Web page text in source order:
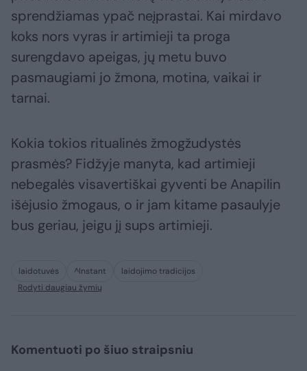
sprendžiamas ypač neįprastai. Kai mirdavo
koks nors vyras ir artimieji ta proga
surengdavo apeigas, jų metu buvo
pasmaugiami jo žmona, motina, vaikai ir
tarnai.
Kokia tokios ritualinės žmogžudystės
prasmės? Fidžyje manyta, kad artimieji
nebegalės visavertiškai gyventi be Anapilin
išėjusio žmogaus, o ir jam kitame pasaulyje
bus geriau, jeigu jį sups artimieji.
laidotuvės ^Instant
laidojimo tradicijos
Rodyti daugiau žymių
Komentuoti po šiuo straipsniu